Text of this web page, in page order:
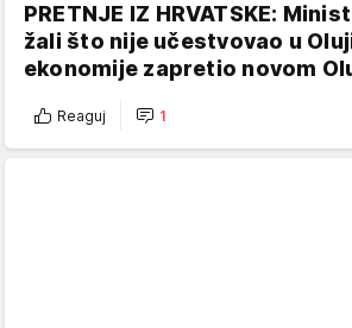
PRETNJE IZ HRVATSKE:
žali što nije učestvovao u
ekonomije zapretio novom
Reaguj 1